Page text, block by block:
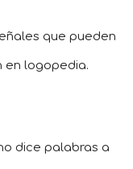
que pueden
en logopedia.
dice palabras a